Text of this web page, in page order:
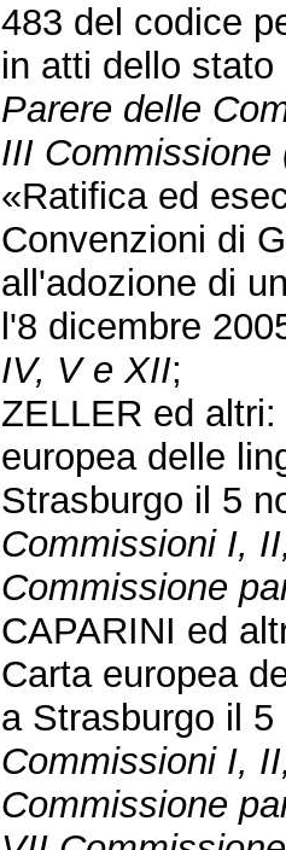
483 del codice
in atti dello
Parere delle
III Commissione
«Ratifica ed
Convenzioni di
all'adozione di
l'8 dicembre
IV, V e XII;
ZELLER ed
europea delle
Strasburgo il 5
Commissioni I,
Commissione
CAPARINI ed
Carta europea
a Strasburgo il
Commissioni I,
Commissione